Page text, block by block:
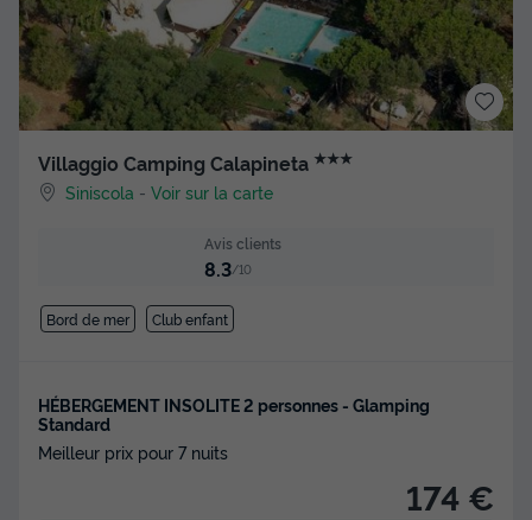
Villaggio Camping Calapineta ★★★
Siniscola -Voir sur la carte
Avis clients
8.3/10
Bord de mer Club enfant
HÉBERGEMENT INSOLITE 2 personnes - Glamping
Standard
Meilleur prix pour 7 nuits
174 €